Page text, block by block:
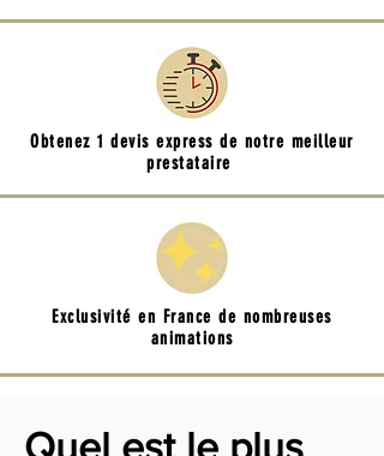
Obtenez 1 devis express de notre meilleur
prestataire
Exclusivité en France de nombreuses
animations
Quel est le plus